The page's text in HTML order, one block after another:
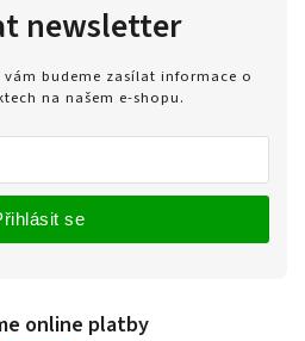
newsletter
budeme zasílat informace o
na našem e-shopu.
se
online platby